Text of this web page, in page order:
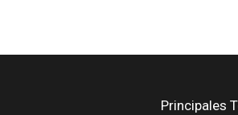
Principales